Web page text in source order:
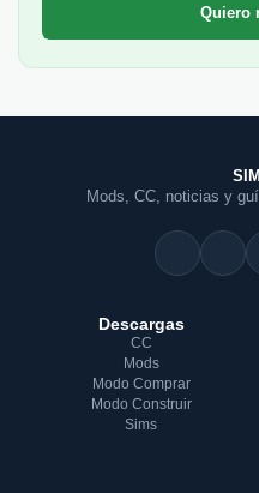
Quiero
Mods, CC, noticias y
Descargas
CC
Mods
Modo Comprar
Modo Construir
Sims